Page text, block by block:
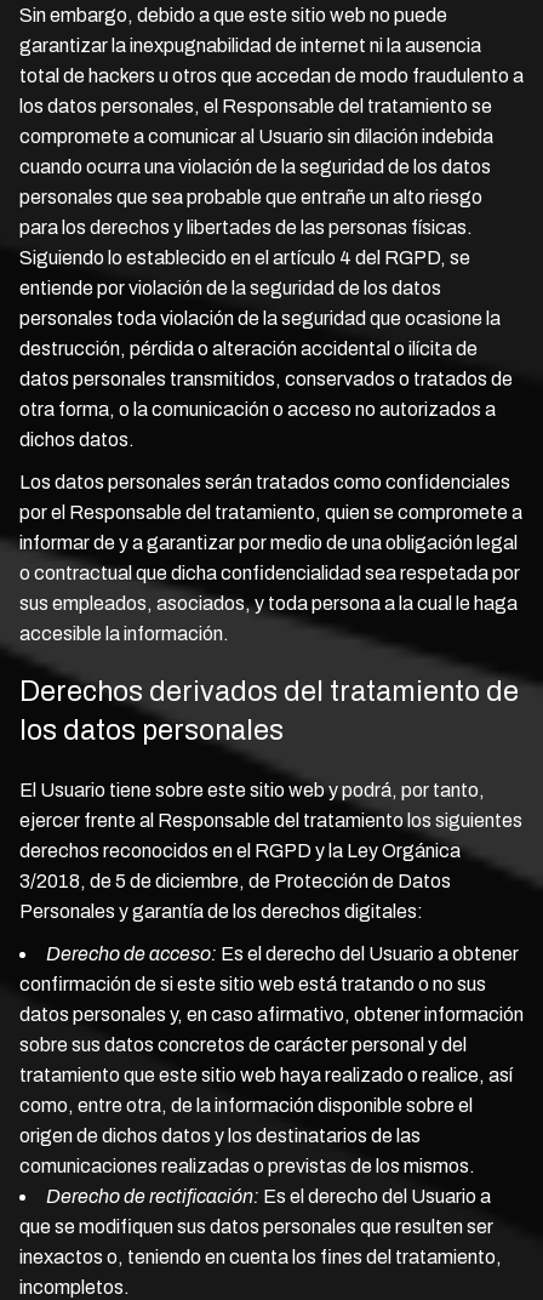
Sin embargo, debido a que este sitio web no puede
garantizar la inexpugnabilidad de internet ni la ausencia
total de hackers u otros que accedan de modo fraudulento a
los datos personales, el Responsable del tratamiento se
compromete a comunicar al Usuario sin dilación indebida
cuando ocurra una violación de la seguridad de los datos
personales que sea probable que entrañe un alto riesgo
para los derechos y libertades de las personas físicas.
Siguiendo lo establecido en el artículo 4 del RGPD, se
entiende por violación de la seguridad de los datos
personales toda violación de la seguridad que ocasione la
destrucción, pérdida o alteración accidental o ilícita de
datos personales transmitidos, conservados o tratados de
otra forma, o la comunicación o acceso no autorizados a
dichos datos.
Los datos personales serán tratados como confidenciales
por el Responsable del tratamiento, quien se compromete a
informar de y a garantizar por medio de una obligación legal
o contractual que dicha confidencialidad sea respetada por
sus empleados, asociados, y toda persona a la cual le haga
accesible la información.
Derechos derivados del tratamiento de
los datos personales
El Usuario tiene sobre este sitio web y podrá, por tanto,
ejercer frente al Responsable del tratamiento los siguientes
derechos reconocidos en el RGPD y la Ley Orgánica
3/2018, de 5 de diciembre, de Protección de Datos
Personales y garantía de los derechos digitales:
Derecho de acceso: Es el derecho del Usuario a obtener
confirmación de si este sitio web está tratando o no sus
datos personales y, en caso afirmativo, obtener información
sobre sus datos concretos de carácter personal y del
tratamiento que este sitio web haya realizado o realice, así
como, entre otra, de la información disponible sobre el
origen de dichos datos y los destinatarios de las
comunicaciones realizadas o previstas de los mismos.
Derecho de rectificación: Es el derecho del Usuario a
que se modifiquen sus datos personales que resulten ser
inexactos o, teniendo en cuenta los fines del tratamiento,
incompletos.